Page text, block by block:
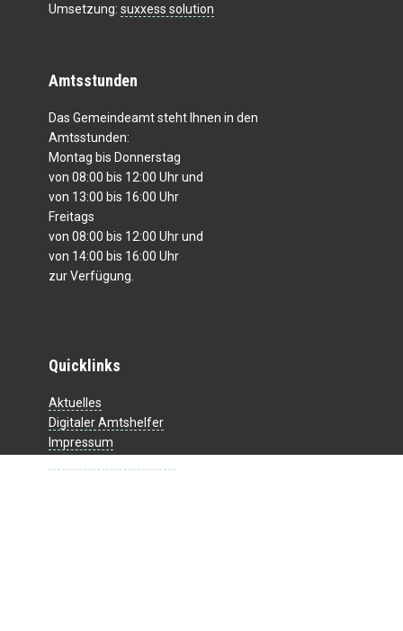
Umsetzung: suxxess solution
Amtsstunden
Das Gemeindeamt steht Ihnen in den
Amtsstunden:
Montag bis Donnerstag
von 08:00 bis 12:00 Uhr und
von 13:00 bis 16:00 Uhr
Freitags
von 08:00 bis 12:00 Uhr und
von 14:00 bis 16:00 Uhr
zur Verfügung.
Quicklinks
Aktuelles
Digitaler Amtshelfer
Impressum